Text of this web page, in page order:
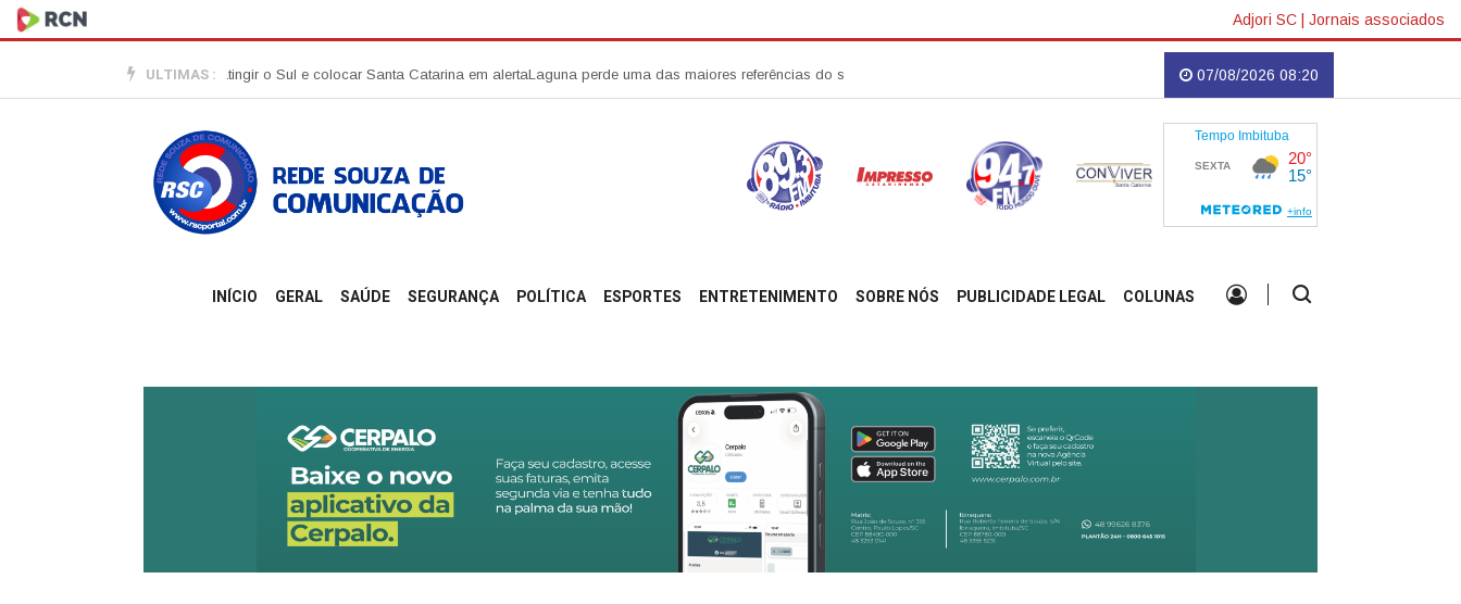
Adjori SC | Jornais associados
ULTIMAS :
Ciclone-bomba pode atingir o Sul e colocar Santa Catarina em alertaLaguna perde uma das maiores referências do serviço público e decreta luto oficial Mar "explode" de corvina e pescadores retiram 20 toneladas em
07/08/2026 08:20
INÍCIO GERAL SAÚDE SEGURANÇA POLÍTICA ESPORTES ENTRETENIMENTO SOBRE NÓS PUBLICIDADE LEGAL COLUNAS